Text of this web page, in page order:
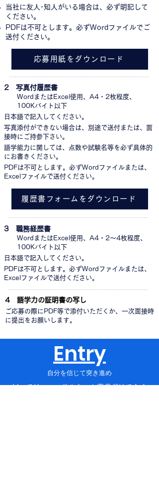
当社に友人･知人がいる場合は、必ず明記して
ください。
PDFは不可とします。必ずWordファイルでご
送付ください。
応募用紙をダウンロード
2 写真付履歴書
WordまたはExcel使用、A4・2枚程度、
100Kバイト以下
日本語で記入してください。
写真添付ができない場合は、別途で送付または、面
接時にご持参下さい。
語学能力に関しては、点数や試験名等を必ず具体的
にお書きください。
PDFは不可とします。必ずWordファイルまたは、
Excelファイルで送付ください。
履歴書フォームをダウンロード
3 職務経歴書
WordまたはExcel使用、A4・2～4枚程度、
100Kバイト以下
日本語で記入してください。
PDFは不可とします。必ずWordファイルまたは、
Excelファイルで送付ください。
4 語学力の証明書の写し
ご応募の際にPDF等で添付いただくか、一次面接時
に提出をお願いします。
Entry
自分を信じて突き進め
Idesでは、コンサルタント事業だけでなく